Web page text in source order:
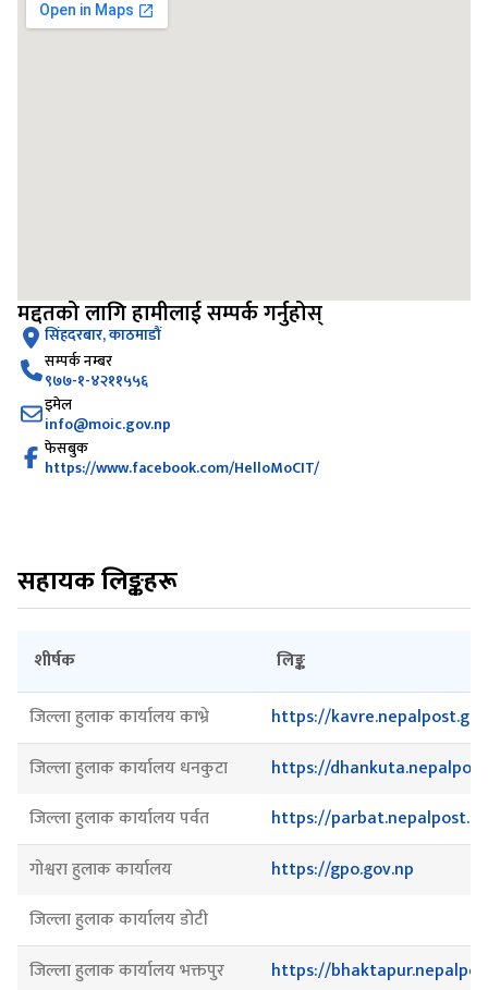
मद्दतको लागि हामीलाई सम्पर्क गर्नुहोस्
सिंहदरबार, काठमाडौं
सम्पर्क नम्बर
‌९७७-१-४२११५५६
इमेल
info@moic.gov.np
फेसबुक
https://www.facebook.com/HelloMoCIT/
सहायक लिङ्कहरू
शीर्षक
लिङ्क
जिल्ला हुलाक कार्यालय काभ्रे
https://
जिल्ला हुलाक कार्यालय धनकुटा
https://
जिल्ला हुलाक कार्यालय पर्वत
https://
गोश्वरा हुलाक कार्यालय
https://gpo.gov.np
जिल्ला हुलाक कार्यालय डोटी
जिल्ला हुलाक कार्यालय भक्तपुर
https://